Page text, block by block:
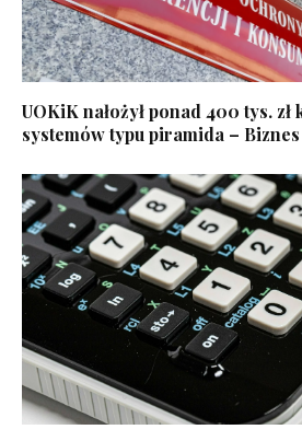
UOKiK nałożył ponad 400 tys.
systemów typu piramida –